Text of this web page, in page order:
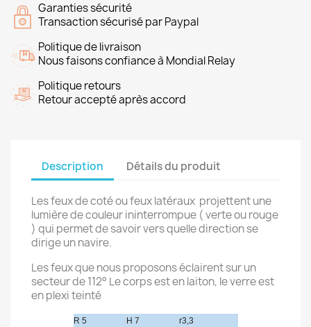
Garanties sécurité
Transaction sécurisé par Paypal
Politique de livraison
Nous faisons confiance à Mondial Relay
Politique retours
Retour accepté après accord
Description Détails du produit
Les feux de coté ou feux latéraux projettent une
lumière de couleur ininterrompue ( verte ou rouge
) qui permet de savoir vers quelle direction se
dirige un navire.
Les feux que nous proposons éclairent sur un
secteur de 112° Le corps est en laiton, le verre est
en plexi teinté
R 5 H 7
r3,3